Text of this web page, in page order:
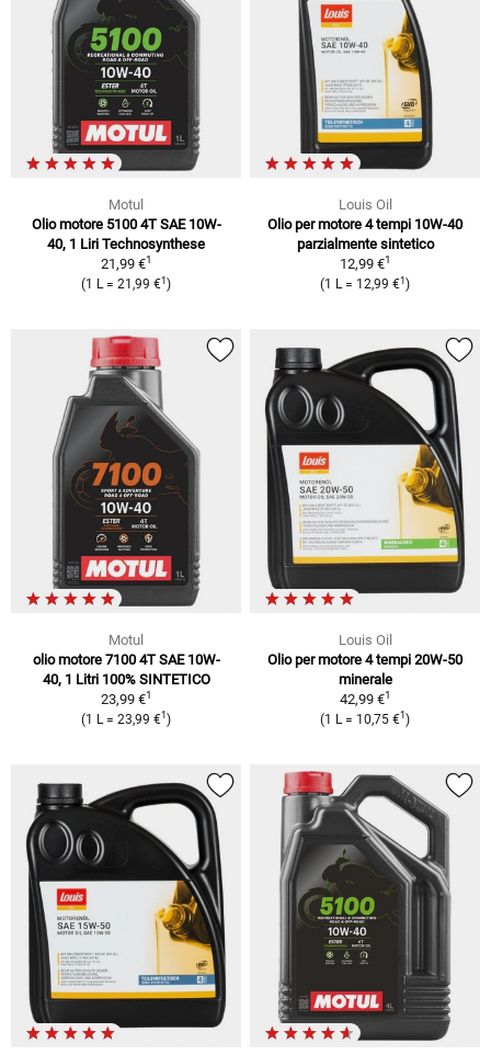
Motul
Olio motore 5100 4T SAE 10W-
40, 1 Liri Technosynthese
21,99 €1
(1 L = 21,99 €1 )
Louis Oil
Olio per motore 4 tempi 10W-40
parzialmente sintetico
12,99 €1
(1 L = 12,99 €1 )
Motul
olio motore 7100 4T SAE 10W-
40, 1 Litri 100% SINTETICO
23,99 €1
(1 L = 23,99 €1 )
Louis Oil
Olio per motore 4 tempi 20W-50
minerale
42,99 €1
(1 L = 10,75 €1 )